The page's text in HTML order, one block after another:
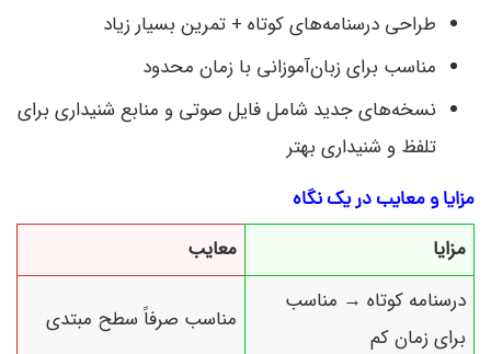
طراحی درسنامه‌های کوتاه + تمرین بسیار زیاد
مناسب برای زبان‌آموزانی با زمان محدود
نسخه‌های جدید شامل فایل صوتی و منابع شنیداری برای
تلفظ و شنیداری بهتر
مزایا و معایب در یک نگاه
مزایا
معایب
درسنامه کوتاه → مناسب
برای زمان کم
مناسب صرفاً سطح مبتدی